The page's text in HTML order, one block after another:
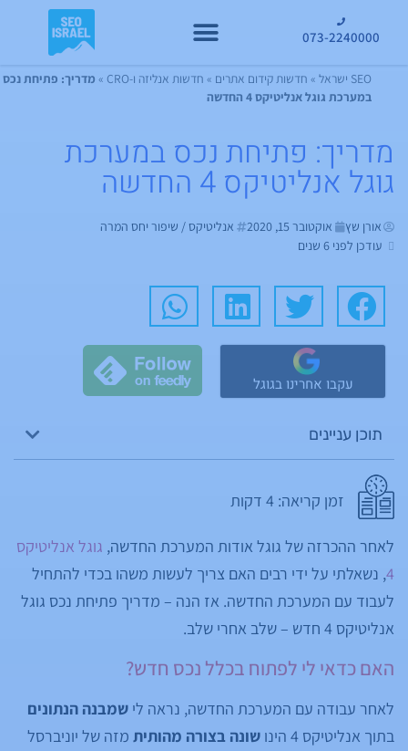
073-2240000
SEO ישראל » חדשות קידום אתרים » חדשות אנליזה ו-CRO » מדריך: פתיחת נכס
במערכת גוגל אנליטיקס 4 החדשה
מדריך: פתיחת נכס במערכת
גוגל אנליטיקס 4 החדשה
אורן שץ אוקטובר 15, 2020
אנליטיקס / שיפור יחס המרה
עודכן לפני 6 שנים
עקבו אחרינו בגוגל
תוכן עניינים
זמן קריאה: 4 דקות
לאחר ההכרזה של גוגל אודות המערכת החדשה, גוגל אנליטיקס
4, נשאלתי על ידי רבים האם צריך לעשות משהו בכדי להתחיל
לעבוד עם המערכת החדשה. אז הנה – מדריך פתיחת נכס גוגל
אנליטיקס 4 חדש – שלב אחרי שלב.
האם כדאי לי לפתוח בכלל נכס חדש?
לאחר עבודה עם המערכת החדשה, נראה לי שמבנה הנתונים
בתוך אנליטיקס 4 הינו
שונה בצורה מהותית מזה של יוניברסל